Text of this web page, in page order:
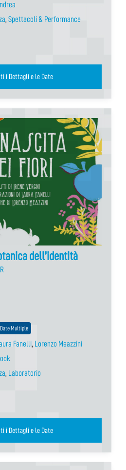
, Spettacoli & Performance
i Dettagli e le Date
dell’identità
Date Multiple
Fanelli, Lorenzo Meazzini
, Laboratorio
i Dettagli e le Date